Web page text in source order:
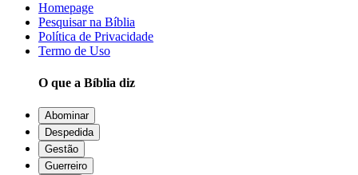
Homepage
Pesquisar na Bíblia
Política de Privacidade
Termo de Uso
O que a Bíblia diz
Abominar
Despedida
Gestão
Guerreiro